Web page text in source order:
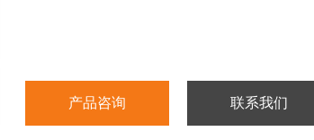
产品咨询 联系我们